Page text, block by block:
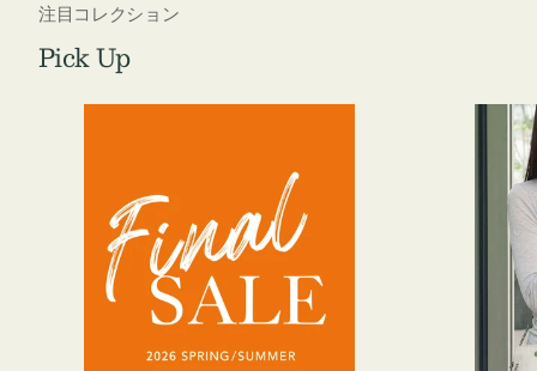
注目コレクション
Pick Up